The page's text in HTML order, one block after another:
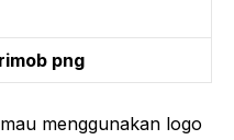
png
menggunakan logo